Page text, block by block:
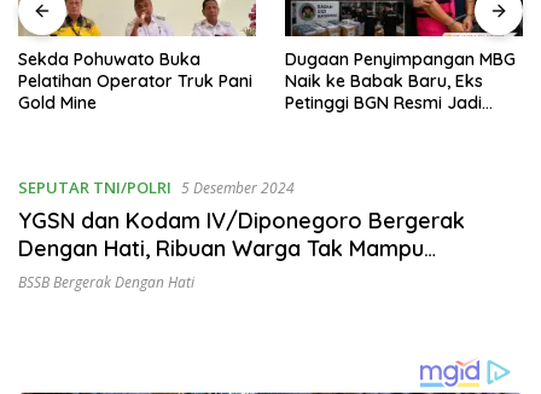
Sekda Pohuwato Buka
Pelatihan Operator Truk Pani
Gold Mine
Dugaan Penyimpangan MBG
Naik ke Babak Baru, Eks
Petinggi BGN Resmi Jadi
SEPUTAR TNI/POLRI 5 Desember 2024
YGSN dan Kodam IV/Diponegoro Bergerak
Dengan Hati, Ribuan Warga Tak Mampu
Banyumas pun Terbantu
BSSB Bergerak Dengan Hati